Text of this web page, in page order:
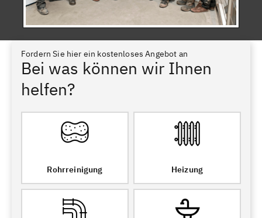
Fordern Sie hier ein kostenloses Angebot an
Bei was können wir Ihnen
helfen?
Rohrreinigung Heizung